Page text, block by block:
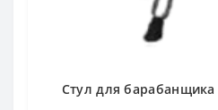
Стул для барабанщика